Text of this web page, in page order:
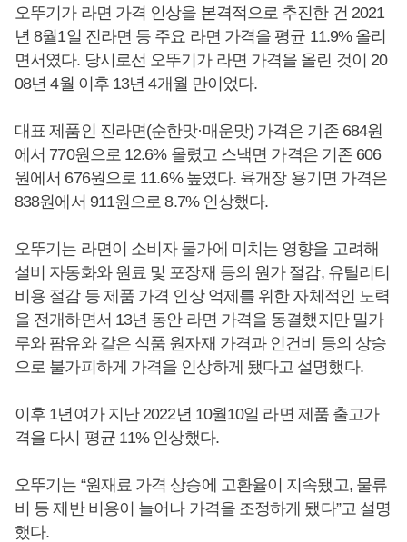
오뚜기가 라면 가격 인상을 본격적으로 추진한 건 2021
년 8월1일 진라면 등 주요 라면 가격을 평균 11.9% 올리
면서였다. 당시로선 오뚜기가 라면 가격을 올린 것이 20
08년 4월 이후 13년 4개월 만이었다.
대표 제품인 진라면(순한맛·매운맛) 가격은 기존 684원
에서 770원으로 12.6% 올렸고 스낵면 가격은 기존 606
원에서 676원으로 11.6% 높였다. 육개장 용기면 가격은
838원에서 911원으로 8.7% 인상했다.
오뚜기는 라면이 소비자 물가에 미치는 영향을 고려해
설비 자동화와 원료 및 포장재 등의 원가 절감, 유틸리티
비용 절감 등 제품 가격 인상 억제를 위한 자체적인 노력
을 전개하면서 13년 동안 라면 가격을 동결했지만 밀가
루와 팜유와 같은 식품 원자재 가격과 인건비 등의 상승
으로 불가피하게 가격을 인상하게 됐다고 설명했다.
이후 1년여가 지난 2022년 10월10일 라면 제품 출고가
격을 다시 평균 11% 인상했다.
오뚜기는 “원재료 가격 상승에 고환율이 지속됐고, 물류
비 등 제반 비용이 늘어나 가격을 조정하게 됐다”고 설명
했다.